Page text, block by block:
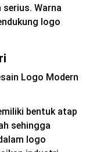
Warna
logo
bentuk atap
sehingga
logo